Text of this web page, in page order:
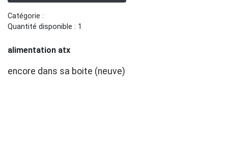
Catégorie :
Quantité disponible : 1
alimentation atx
encore dans sa boite (neuve)